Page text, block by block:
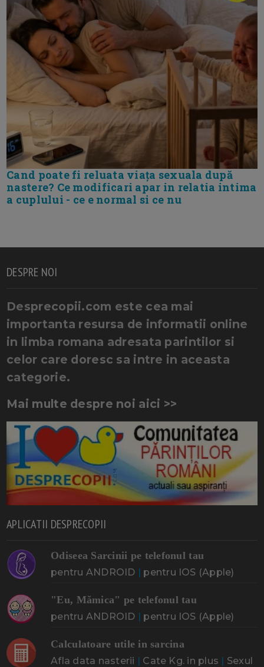
Cand poate fi reluata viața sexuala după
nastere? Ce modificari apar in relatia intima
a cuplului - ce e normal si ce nu
DESPRE NOI
Desprecopii.com este cea mai
importanta resursa de informatii online
in limba romana adresata parintilor si
celor care doresc sa intre in aceasta
categorie.
Mai multe despre noi aici >>
APLICATII DESPRECOPII
Odiseea Sarcinii pe telefonul tau
pentru ANDROID | pentru IOS (Apple)
"Eu, Mămica" pe telefonul tau
pentru ANDROID | pentru IOS (Apple)
Calculatoare utile in sarcina
Afla data nasterii | Cate Kg. in plus | Sexul